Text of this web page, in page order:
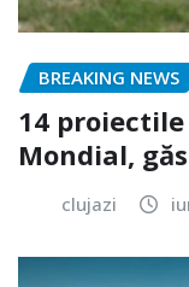
BREAKING NEWS
14 proiectile
Mondial,
clujazi